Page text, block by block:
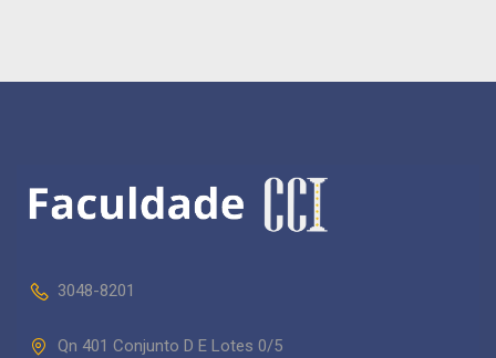
3048-8201
Qn 401 Conjunto D E Lotes 0/5